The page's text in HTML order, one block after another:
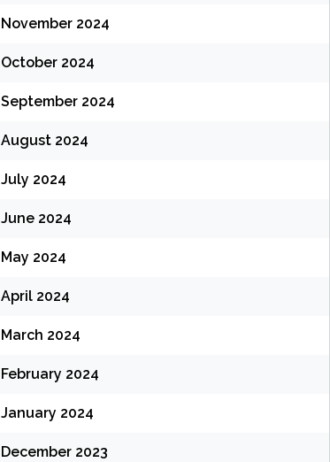
November 2024
October 2024
September 2024
August 2024
July 2024
June 2024
May 2024
April 2024
March 2024
February 2024
January 2024
December 2023